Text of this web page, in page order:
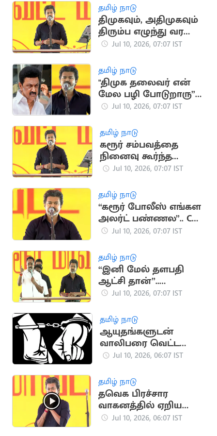
தமிழ் நாடு
திமுகவும், அதிமுகவும்
திரும்ப எழுந்து வர
முடியாதபடி.. CM விஜய்
Jul 10, 2026, 07:07 IST
தமிழ் நாடு
"திமுக தலைவர் என்
மேல பழி போடுறாரு”..
CM விஜய் பேச்சு
Jul 10, 2026, 07:07 IST
தமிழ் நாடு
கரூர் சம்பவத்தை
நினைவு கூர்ந்த
முதல்வர் விஜய்
Jul 10, 2026, 07:07 IST
தமிழ் நாடு
“கரூர் போலீஸ் எங்கள
அலர்ட் பண்ணல”.. CM
விஜய் பேச்சு
Jul 10, 2026, 07:07 IST
தமிழ் நாடு
“இனி மேல் தளபதி
ஆட்சி தான்”..
எம்.ஆர்.விஜயபாஸ்கர்
Jul 10, 2026, 07:07 IST
தமிழ் நாடு
ஆயுதங்களுடன்
வாலிபரை வெட்ட
முயன்ற 6 பேர் கைது
Jul 10, 2026, 06:07 IST
தமிழ் நாடு
தவெக பிரச்சார
வாகனத்தில் ஏறிய
முதலமைச்சர் விஜய்
Jul 10, 2026, 06:07 IST